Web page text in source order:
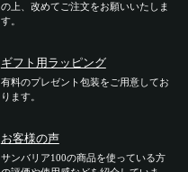
の上、改めてご注文をお願いいたしま
す。
ギフト用ラッピング
有料のプレゼント包装をご用意してお
ります。
お客様の声
サンバリア100の商品を使っている方